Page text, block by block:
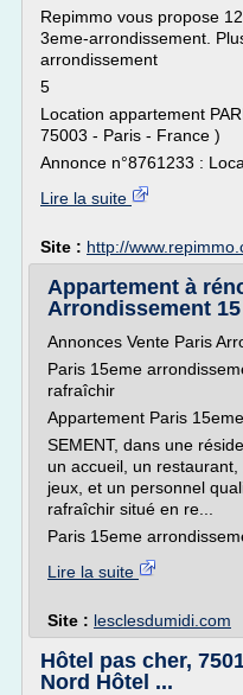
Repimmo vous propose
3eme-arrondissement.
arrondissement
5
Location appartement
75003 - Paris - France )
Annonce n°8761233 :
Lire la suite
Site : http://
Appartement à
Arrondissement 15
Annonces Vente Paris
Paris 15eme
rafraîchir
Appartement Paris
SEMENT, dans une
un accueil, un
jeux, et un personnel
rafraîchir situé en re...
Paris 15eme
Lire la suite
Site : lesclesdumidi.com
Hôtel pas cher,
Nord Hôtel ...